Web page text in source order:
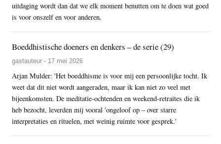
uitdaging wordt dan dat we elk moment benutten om te doen wat goed
is voor onszelf en voor anderen.
Boeddhistische doeners en denkers – de serie (29)
gastauteur - 17 mei 2026
Arjan Mulder: 'Het boeddhisme is voor mij een persoonlijke tocht. Ik
weet dat dit niet wordt aangeraden, maar ik kan niet zo veel met
bijeenkomsten. De meditatie-ochtenden en weekend-retraites die ik
heb bezocht, leverden mij vooral 'ongeloof op – over starre
interpretaties en rituelen, met weinig ruimte voor gesprek.'